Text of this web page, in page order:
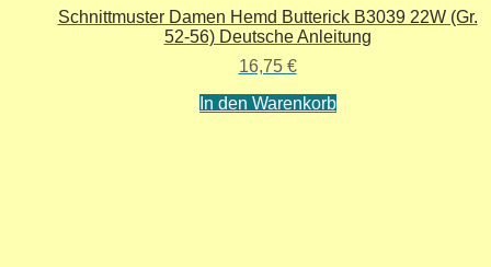
Schnittmuster Damen Hemd Butterick B3039 22W (Gr.
52-56) Deutsche Anleitung
16,75 €
In den Warenkorb